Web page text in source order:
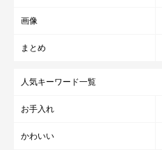
画像
まとめ
人気キーワード一覧
お手入れ
かわいい